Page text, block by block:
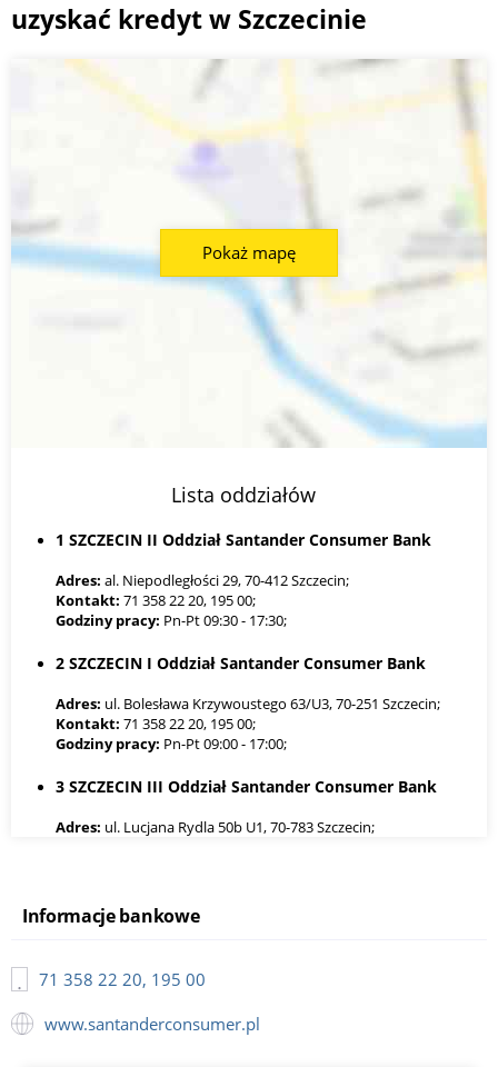
uzyskać kredyt w Szczecinie
Lista oddziałów
1 SZCZECIN II Oddział Santander Consumer Bank
Adres: al. Niepodległości 29, 70-412 Szczecin;
Kontakt: 71 358 22 20, 195 00;
Godziny pracy: Pn-Pt 09:30 - 17:30;
2 SZCZECIN I Oddział Santander Consumer Bank
Adres: ul. Bolesława Krzywoustego 63/U3, 70-251 Szczecin;
Kontakt: 71 358 22 20, 195 00;
Godziny pracy: Pn-Pt 09:00 - 17:00;
3 SZCZECIN III Oddział Santander Consumer Bank
Adres: ul. Lucjana Rydla 50b U1, 70-783 Szczecin;
Pokaż mapę
Informacje bankowe
71 358 22 20, 195 00
www.santanderconsumer.pl